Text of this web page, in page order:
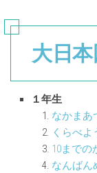
大日
１年生
なかまあ
くらべよ
10までの
なんばん